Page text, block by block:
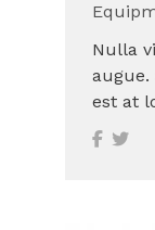
Nulla
augue.
est at